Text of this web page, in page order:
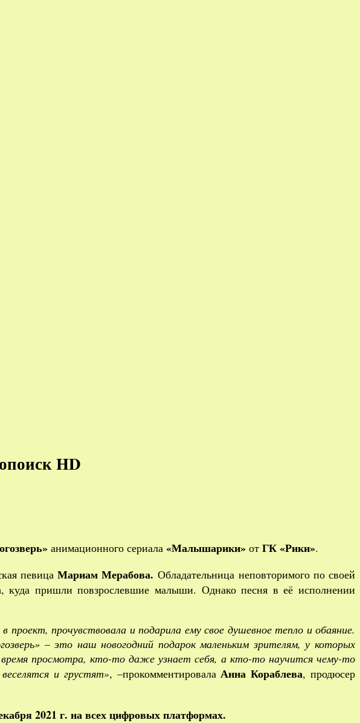
HD
анимационного сериала «Малышарики» от ГК «Рики».
певица Мариам Мерабова. Обладательница неповторимого по своей
куда пришли повзрослевшие малыши. Однако песня в её исполнении
прочувствовала и подарила ему свое душевное тепло и обаяние.
–это наш новогодний подарок маленьким зрителям, у которых
просмотра, кто-то даже узнает себя, а кто-то научится чему-то
и грустят», –прокомментировалаАнна Кораблева, продюсер
2021 г. на всех цифровых платформах.